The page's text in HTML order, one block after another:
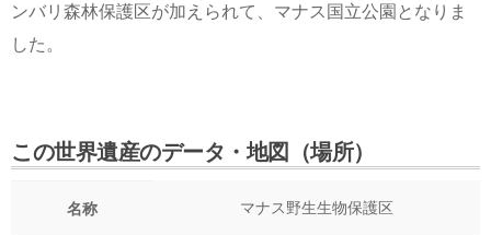
ンバリ森林保護区が加えられて、マナス国立公園となりま
した。
この世界遺産のデータ・地図（場所）
名称 マナス野生生物保護区